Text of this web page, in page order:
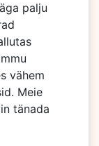
palju
vähem
Meie
tänada